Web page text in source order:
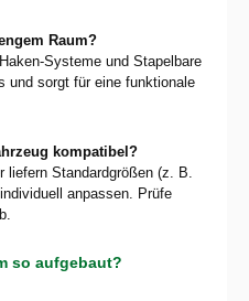
Raum?
Systeme und Stapelbare
und sorgt für eine funktionale
kompatibel?
liefern Standardgrößen (z. B.
anpassen. Prüfe
so aufgebaut?